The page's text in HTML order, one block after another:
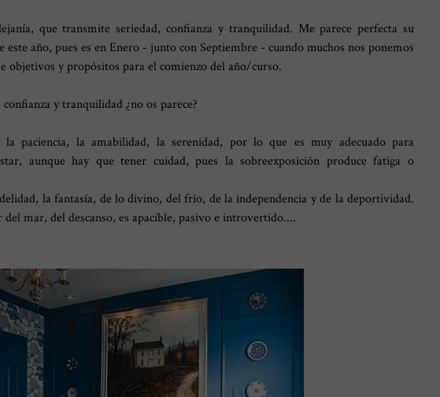
que transmite seriedad, confianza y tranquilidad. Me parece perfecta su
este año, pues es en Enero - junto con Septiembre - cuando muchos nos ponemos
objetivos y propósitos para el comienzo del año/curso.
y tranquilidad ¿no os parece?
paciencia, la amabilidad, la serenidad, por lo que es muy adecuado para
aunque hay que tener cuidad, pues la sobreexposición produce fatiga o
la fantasía, de lo divino, del frío, de la independencia y de la deportividad.
mar, del descanso, es apacible, pasivo e introvertido....